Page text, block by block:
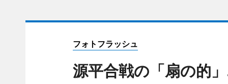
フォトフラッシュ
源平合戦の「扇の的